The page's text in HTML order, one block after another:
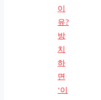
이
유?
방
치
하
면
‘이